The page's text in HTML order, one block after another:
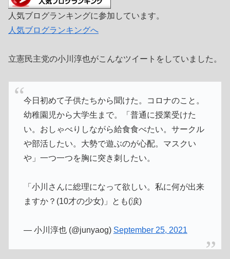
人気ブログランキングに参加しています。
人気ブログランキングへ
立憲民主党の小川淳也がこんなツイートをしていました。
今日初めて子供たちから聞けた。コロナのこと。
幼稚園児から大学生まで。「普通に授業受けた
い。おしゃべりしながら給食食べたい。サークル
や部活したい。大勢で遊ぶのが心配。マスクい
や」一つ一つを胸に突き刺したい。
「小川さんに総理になって欲しい。私に何が出来
ますか？(10才の少女)」とも(涙)
— 小川淳也 (@junyaog) September 25, 2021